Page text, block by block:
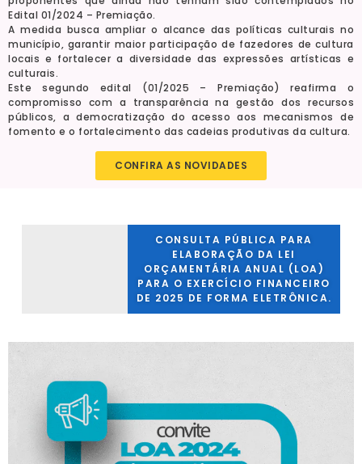
Edital 01/2024 – Premiação.
A medida busca ampliar o alcance das políticas culturais no
município, garantir maior participação de fazedores de cultura
locais e fortalecer a diversidade das expressões artísticas e
culturais.
Este segundo edital (01/2025 – Premiação) reafirma o
compromisso com a transparência na gestão dos recursos
públicos, a democratização do acesso aos mecanismos de
fomento e o fortalecimento das cadeias produtivas da cultura.
CONFIRA AS NOVIDADES
CONSULTA PÚBLICA PARA
ELABORAÇÃO DA LEI
ORÇAMENTÁRIA ANUAL (LOA)
PARA O EXERCÍCIO FINANCEIRO
DE 2025 DE FORMA ELETRÔNICA.